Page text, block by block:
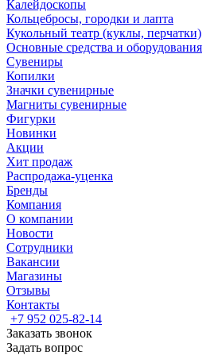
Калейдоскопы
Кольцебросы, городки и лапта
Кукольный театр (куклы, перчатки)
Основные средства и оборудования
Сувениры
Копилки
Значки сувенирные
Магниты сувенирные
Фигурки
Новинки
Акции
Хит продаж
Распродажа-уценка
Бренды
Компания
О компании
Новости
Сотрудники
Вакансии
Магазины
Отзывы
Контакты
+7 952 025-82-14
Заказать звонок
Задать вопрос